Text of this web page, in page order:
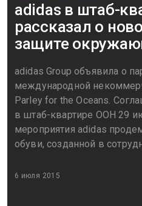
adidas в штаб-
рассказал о
защите
adidas Group объявила о
международной
Parley for the Oceans.
в штаб-квартире ООН 29
мероприятия adidas
обуви, созданной в
6 июля 2015